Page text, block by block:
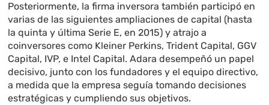
Posteriormente, la firma inversora también participó en
varias de las siguientes ampliaciones de capital (hasta
la quinta y última Serie E, en 2015) y atrajo a
coinversores como Kleiner Perkins, Trident Capital, GGV
Capital, IVP, e Intel Capital. Adara desempeñó un papel
decisivo, junto con los fundadores y el equipo directivo,
a medida que la empresa seguía tomando decisiones
estratégicas y cumpliendo sus objetivos.